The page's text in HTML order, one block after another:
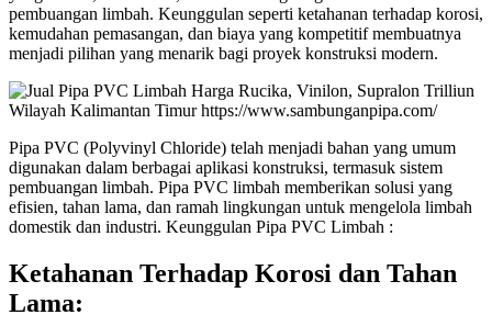
pembuangan limbah. Keunggulan seperti ketahanan terhadap korosi,
kemudahan pemasangan, dan biaya yang kompetitif membuatnya
menjadi pilihan yang menarik bagi proyek konstruksi modern.
Pipa PVC (Polyvinyl Chloride) telah menjadi bahan yang umum
digunakan dalam berbagai aplikasi konstruksi, termasuk sistem
pembuangan limbah. Pipa PVC limbah memberikan solusi yang
efisien, tahan lama, dan ramah lingkungan untuk mengelola limbah
domestik dan industri. Keunggulan Pipa PVC Limbah :
Ketahanan Terhadap Korosi dan Tahan
Lama: